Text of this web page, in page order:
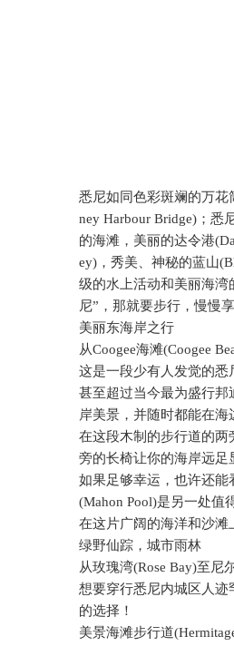
悉尼如同色彩斑斓的万
ney Harbour Bridge) ；悉
的海滩，美丽的达令港
ey) ，秀美、神秘的蓝山
级的水上活动和美丽海湾
尼”，那就要步行，慢慢
美丽东海岸之行
从Coogee海滩(Coogee
这是一段少有人发觉的悉
甚至超过当今最为盛行邦
岸美景，并随时都能在海
在这段木制的步行道的
旁的长椅让你的海岸远足
如果足够幸运，也许还能
(Mahon Pool)是另一处值
在这片广阔的海洋和沙滩
绿野仙踪，城市雨林
从玫瑰湾(Rose Bay)至尼
想要穿行悉尼内城区人
的选择！
美景海滩步行道